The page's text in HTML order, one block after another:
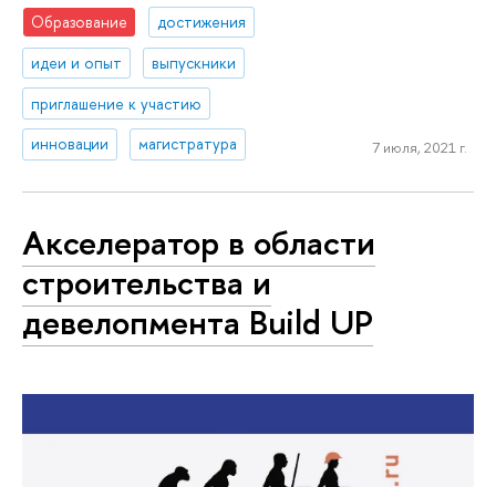
Образование
достижения
идеи и опыт
выпускники
приглашение к участию
инновации
магистратура 7 июля, 2021 г.
Акселератор в области
строительства и
девелопмента Build UP